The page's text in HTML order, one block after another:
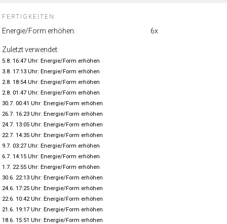
FERTIGKEITEN:
Energie/Form erhöhen: 6x
Zuletzt verwendet:
5.8. 16:47 Uhr: Energie/Form erhöhen
3.8. 17:13 Uhr: Energie/Form erhöhen
2.8. 18:54 Uhr: Energie/Form erhöhen
2.8. 01:47 Uhr: Energie/Form erhöhen
30.7. 00:41 Uhr: Energie/Form erhöhen
26.7. 16:23 Uhr: Energie/Form erhöhen
24.7. 13:05 Uhr: Energie/Form erhöhen
22.7. 14:35 Uhr: Energie/Form erhöhen
9.7. 03:27 Uhr: Energie/Form erhöhen
6.7. 14:15 Uhr: Energie/Form erhöhen
1.7. 22:55 Uhr: Energie/Form erhöhen
30.6. 22:13 Uhr: Energie/Form erhöhen
24.6. 17:25 Uhr: Energie/Form erhöhen
22.6. 10:42 Uhr: Energie/Form erhöhen
21.6. 19:17 Uhr: Energie/Form erhöhen
18.6. 15:51 Uhr: Energie/Form erhöhen